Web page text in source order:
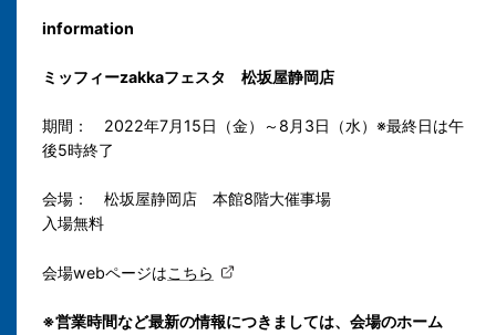
information
ミッフィーzakkaフェスタ 松坂屋静岡店
期間： 2022年7月15日（金）～8月3日（水）※最終日は午
後5時終了
会場： 松坂屋静岡店 本館8階大催事場
入場無料
会場webページはこちら
※営業時間など最新の情報につきましては、会場のホーム